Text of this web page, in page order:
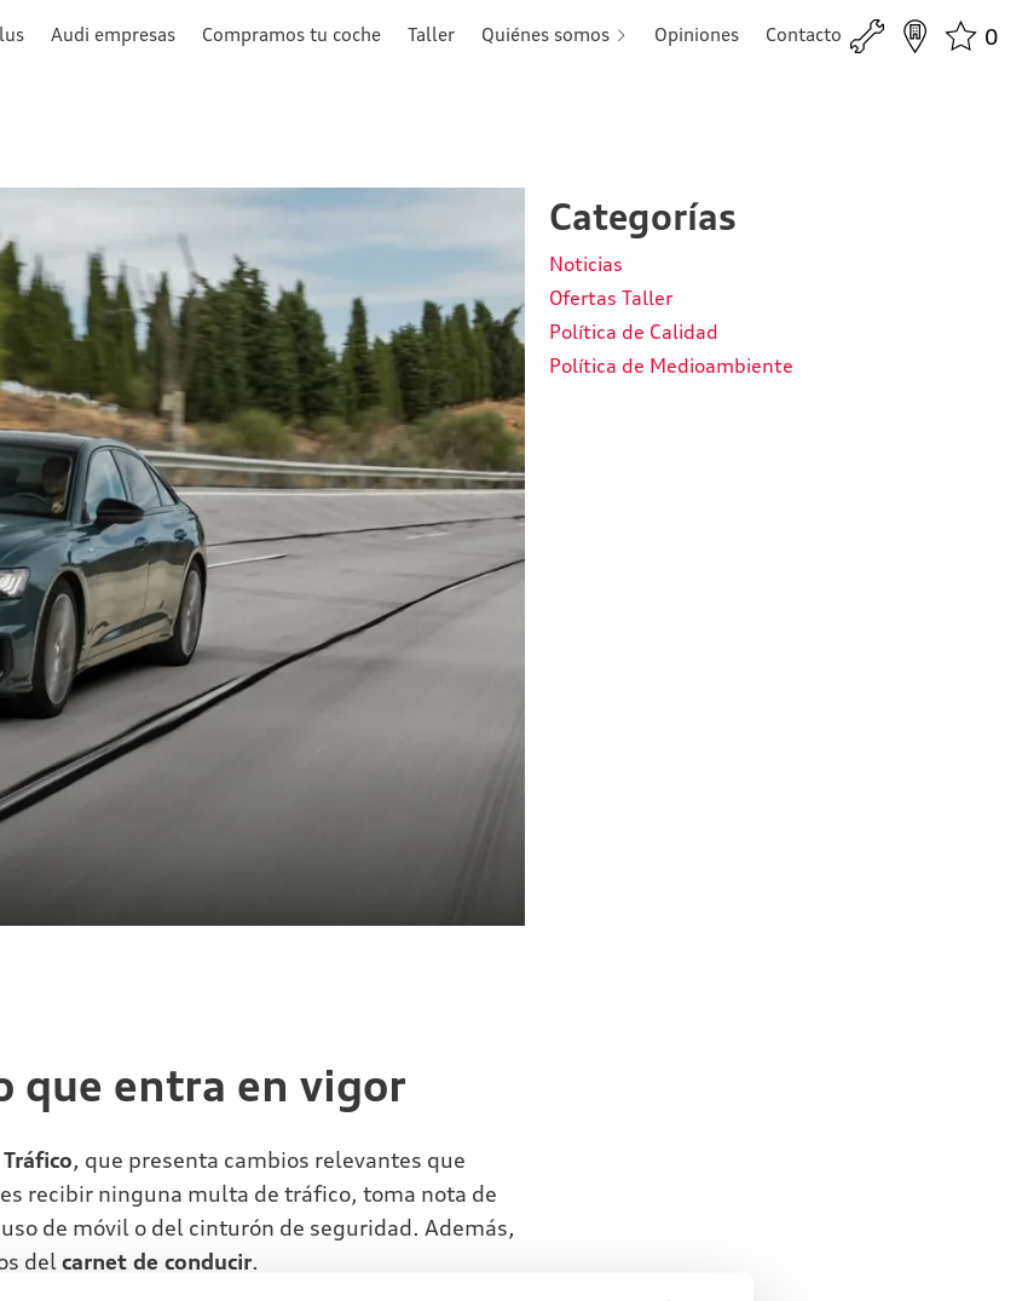
Audi empresas Compramos tu coche Taller Quiénes somos Opiniones Contacto 0
que entra en vigor
, que presenta cambios relevantes que
recibir ninguna multa de tráfico, toma nota de
de móvil o del cinturón de seguridad. Además,
delcarnet de conducir.
Categorías
Noticias
Ofertas Taller
Política de Calidad
Política de Medioambiente